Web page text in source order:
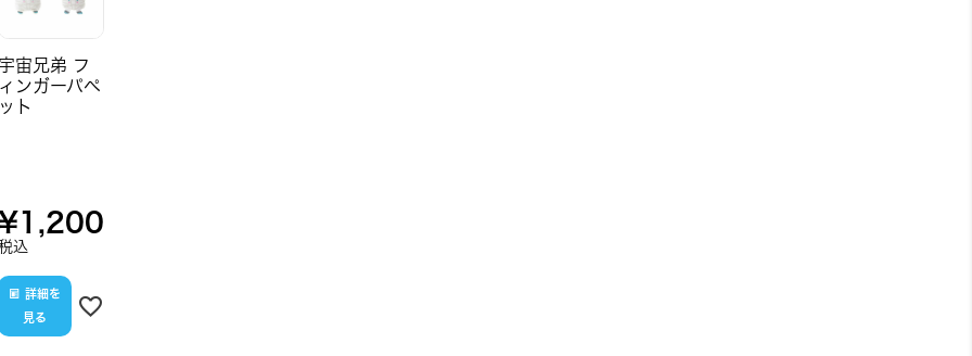
宙兄弟 フ
ンガーパペ
ト
1,200
込
詳細を
見る